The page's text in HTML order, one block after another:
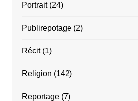
Portrait(24)
Publirepotage(2)
Récit(1)
Religion (142)
Reportage(7)